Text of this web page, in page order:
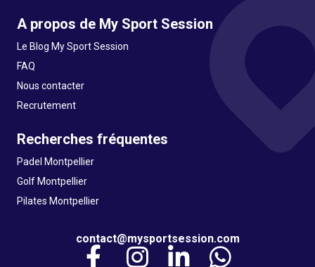
A propos de My Sport Session
Le Blog My Sport Session
FAQ
Nous contacter
Recrutement
Recherches fréquentes
Padel Montpellier
Golf Montpellier
Pilates Montpellier
contact@mysportsession.com